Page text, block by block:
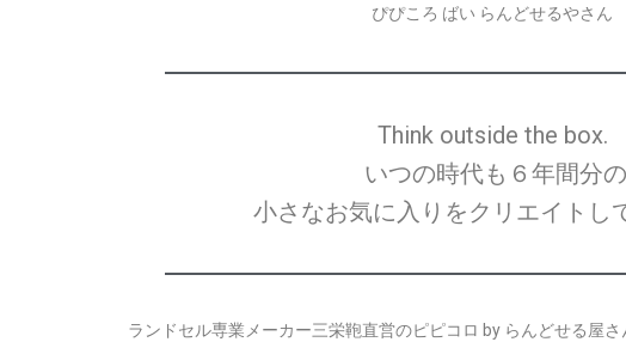
ぴぴころ ばい らんどせるやさん
Think outside the box.
いつの時代も６年間分の
小さなお気に入りをクリエイトし
ランドセル専業メーカー三栄鞄直営のピピコロ by らんどせる屋さ